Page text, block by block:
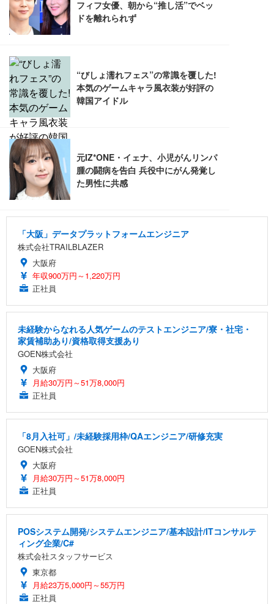
能 人間工学 椅子 腰サポート 90度跳ね上げ式アーム
レスト 3Dヘッドレスト ハンガー付き 高反発クッシ
￥7,680
ッシュ 通気性 ランバーサポート付き 腰サポート ガ
ス圧無段階昇降 360度回転 キャスター付き コンパク
ト 幅52×奥行58.5×高さ84～96cm テレワーク 在宅
勤務 ブラック
￥4,139
ort/VGA スピーカー内蔵 高さ調整 スイベル VESA対
応 ComfortView ビジネス向け
￥15,800
HOOTER Gaming Monitor 24” Essential ゲーミン
グモニター QD 24.5インチ 1ms FHD 量子ドット 残
像低減 (3年保証 | 輝点保証 | 日本メーカー)
￥34,980
超厚型 お徳用 ワイド 100枚入 (x 1) (ケース販売)
￥3,670
ュラー 200枚入【Amazon.co.jp限定】
￥3,731
「大阪」データプラットフォームエンジニア
株式会社TRAILBLAZER
大阪府
年収900万円～1,220万円
正社員
未経験からなれる人気ゲームのテストエンジニア/寮・社宅・
家賃補助あり/資格取得支援あり
GOEN株式会社
大阪府
月給30万円～51万8,000円
正社員
「8月入社可」/未経験採用枠/QAエンジニア/研修充実
GOEN株式会社
大阪府
月給30万円～51万8,000円
正社員
POSシステム開発/システムエンジニア/基本設計/ITコンサルテ
ィング企業/C#
株式会社スタッフサービス
東京都
月給23万5,000円～55万円
正社員